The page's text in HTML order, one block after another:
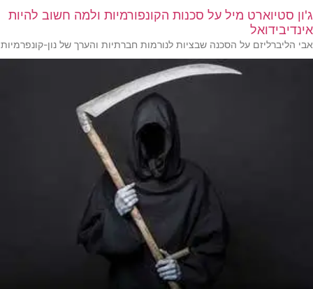
ג'ון סטיוארט מיל על סכנות הקונפורמיות ולמה חשוב להיות
אינדיבידואל
אבי הליברליזם על הסכנה שבציות לנורמות חברתיות והערך של נון-קונפרמיות